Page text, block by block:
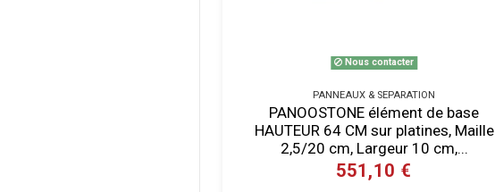
Nous contacter
PANNEAUX & SEPARATION
PANOOSTONE élément de base
HAUTEUR 64 CM sur platines, Maille
2,5/20 cm, Largeur 10 cm,...
551,10 €